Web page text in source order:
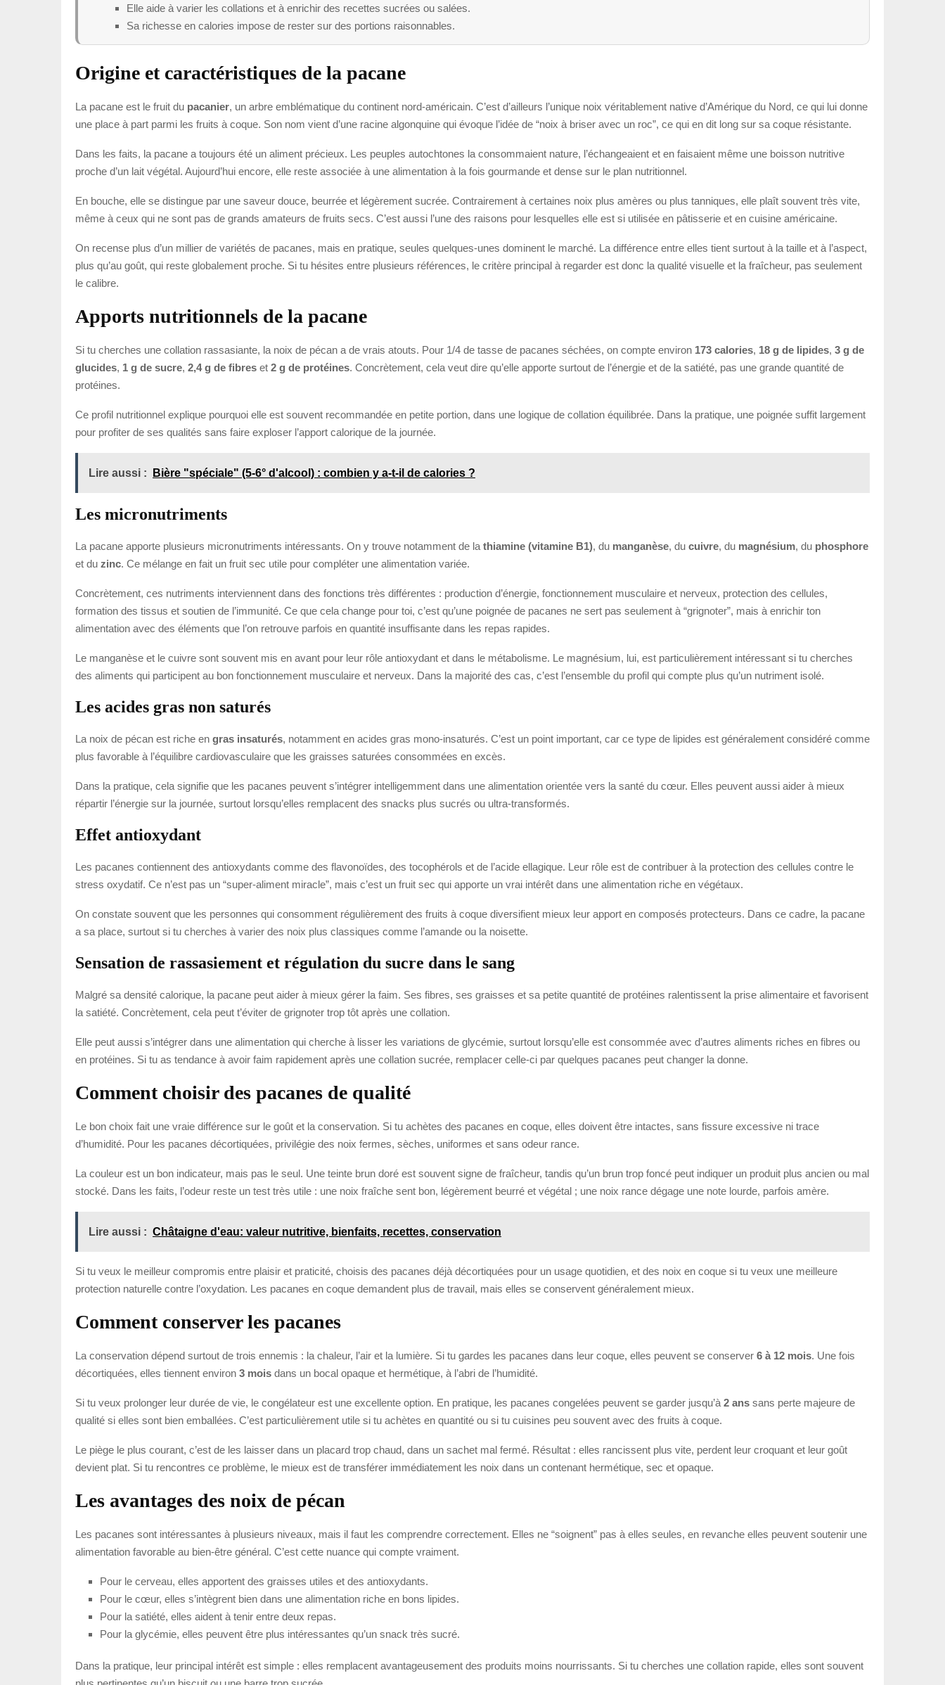
Elle aide à varier les collations et à enrichir des recettes sucrées ou salées.
Sa richesse en calories impose de rester sur des portions raisonnables.
Origine et caractéristiques de la pacane
La pacane est le fruit du pacanier, un arbre emblématique du continent nord-américain. C’est d’ailleurs l’unique noix véritablement native d’Amérique du Nord, ce qui lui donne
une place à part parmi les fruits à coque. Son nom vient d’une racine algonquine qui évoque l’idée de “noix à briser avec un roc”, ce qui en dit long sur sa coque résistante.
Dans les faits, la pacane a toujours été un aliment précieux. Les peuples autochtones la consommaient nature, l’échangeaient et en faisaient même une boisson nutritive
proche d’un lait végétal. Aujourd’hui encore, elle reste associée à une alimentation à la fois gourmande et dense sur le plan nutritionnel.
En bouche, elle se distingue par une saveur douce, beurrée et légèrement sucrée. Contrairement à certaines noix plus amères ou plus tanniques, elle plaît souvent très vite,
même à ceux qui ne sont pas de grands amateurs de fruits secs. C’est aussi l’une des raisons pour lesquelles elle est si utilisée en pâtisserie et en cuisine américaine.
On recense plus d’un millier de variétés de pacanes, mais en pratique, seules quelques-unes dominent le marché. La différence entre elles tient surtout à la taille et à l’aspect,
plus qu’au goût, qui reste globalement proche. Si tu hésites entre plusieurs références, le critère principal à regarder est donc la qualité visuelle et la fraîcheur, pas seulement
le calibre.
Apports nutritionnels de la pacane
Si tu cherches une collation rassasiante, la noix de pécan a de vrais atouts. Pour 1/4 de tasse de pacanes séchées, on compte environ 173 calories, 18 g de lipides, 3 g de
glucides, 1 g de sucre, 2,4 g de fibres et 2 g de protéines. Concrètement, cela veut dire qu’elle apporte surtout de l’énergie et de la satiété, pas une grande quantité de
protéines.
Ce profil nutritionnel explique pourquoi elle est souvent recommandée en petite portion, dans une logique de collation équilibrée. Dans la pratique, une poignée suffit largement
pour profiter de ses qualités sans faire exploser l’apport calorique de la journée.
Lire aussi : Bière "spéciale" (5-6° d'alcool) : combien y a-t-il de calories ?
Les micronutriments
La pacane apporte plusieurs micronutriments intéressants. On y trouve notamment de la thiamine (vitamine B1), du manganèse, du cuivre, du magnésium, du phosphore
et du zinc. Ce mélange en fait un fruit sec utile pour compléter une alimentation variée.
Concrètement, ces nutriments interviennent dans des fonctions très différentes : production d’énergie, fonctionnement musculaire et nerveux, protection des cellules,
formation des tissus et soutien de l’immunité. Ce que cela change pour toi, c’est qu’une poignée de pacanes ne sert pas seulement à “grignoter”, mais à enrichir ton
alimentation avec des éléments que l’on retrouve parfois en quantité insuffisante dans les repas rapides.
Le manganèse et le cuivre sont souvent mis en avant pour leur rôle antioxydant et dans le métabolisme. Le magnésium, lui, est particulièrement intéressant si tu cherches
des aliments qui participent au bon fonctionnement musculaire et nerveux. Dans la majorité des cas, c’est l’ensemble du profil qui compte plus qu’un nutriment isolé.
Les acides gras non saturés
La noix de pécan est riche en gras insaturés, notamment en acides gras mono-insaturés. C’est un point important, car ce type de lipides est généralement considéré comme
plus favorable à l’équilibre cardiovasculaire que les graisses saturées consommées en excès.
Dans la pratique, cela signifie que les pacanes peuvent s’intégrer intelligemment dans une alimentation orientée vers la santé du cœur. Elles peuvent aussi aider à mieux
répartir l’énergie sur la journée, surtout lorsqu’elles remplacent des snacks plus sucrés ou ultra-transformés.
Effet antioxydant
Les pacanes contiennent des antioxydants comme des flavonoïdes, des tocophérols et de l’acide ellagique. Leur rôle est de contribuer à la protection des cellules contre le
stress oxydatif. Ce n’est pas un “super-aliment miracle”, mais c’est un fruit sec qui apporte un vrai intérêt dans une alimentation riche en végétaux.
On constate souvent que les personnes qui consomment régulièrement des fruits à coque diversifient mieux leur apport en composés protecteurs. Dans ce cadre, la pacane
a sa place, surtout si tu cherches à varier des noix plus classiques comme l’amande ou la noisette.
Sensation de rassasiement et régulation du sucre dans le sang
Malgré sa densité calorique, la pacane peut aider à mieux gérer la faim. Ses fibres, ses graisses et sa petite quantité de protéines ralentissent la prise alimentaire et favorisent
la satiété. Concrètement, cela peut t’éviter de grignoter trop tôt après une collation.
Elle peut aussi s’intégrer dans une alimentation qui cherche à lisser les variations de glycémie, surtout lorsqu’elle est consommée avec d’autres aliments riches en fibres ou
en protéines. Si tu as tendance à avoir faim rapidement après une collation sucrée, remplacer celle-ci par quelques pacanes peut changer la donne.
Comment choisir des pacanes de qualité
Le bon choix fait une vraie différence sur le goût et la conservation. Si tu achètes des pacanes en coque, elles doivent être intactes, sans fissure excessive ni trace
d’humidité. Pour les pacanes décortiquées, privilégie des noix fermes, sèches, uniformes et sans odeur rance.
La couleur est un bon indicateur, mais pas le seul. Une teinte brun doré est souvent signe de fraîcheur, tandis qu’un brun trop foncé peut indiquer un produit plus ancien ou mal
stocké. Dans les faits, l’odeur reste un test très utile : une noix fraîche sent bon, légèrement beurré et végétal ; une noix rance dégage une note lourde, parfois amère.
Lire aussi : Châtaigne d'eau: valeur nutritive, bienfaits, recettes, conservation
Si tu veux le meilleur compromis entre plaisir et praticité, choisis des pacanes déjà décortiquées pour un usage quotidien, et des noix en coque si tu veux une meilleure
protection naturelle contre l’oxydation. Les pacanes en coque demandent plus de travail, mais elles se conservent généralement mieux.
Comment conserver les pacanes
La conservation dépend surtout de trois ennemis : la chaleur, l’air et la lumière. Si tu gardes les pacanes dans leur coque, elles peuvent se conserver 6 à 12 mois. Une fois
décortiquées, elles tiennent environ 3 mois dans un bocal opaque et hermétique, à l’abri de l’humidité.
Si tu veux prolonger leur durée de vie, le congélateur est une excellente option. En pratique, les pacanes congelées peuvent se garder jusqu’à 2 ans sans perte majeure de
qualité si elles sont bien emballées. C’est particulièrement utile si tu achètes en quantité ou si tu cuisines peu souvent avec des fruits à coque.
Le piège le plus courant, c’est de les laisser dans un placard trop chaud, dans un sachet mal fermé. Résultat : elles rancissent plus vite, perdent leur croquant et leur goût
devient plat. Si tu rencontres ce problème, le mieux est de transférer immédiatement les noix dans un contenant hermétique, sec et opaque.
Les avantages des noix de pécan
Les pacanes sont intéressantes à plusieurs niveaux, mais il faut les comprendre correctement. Elles ne “soignent” pas à elles seules, en revanche elles peuvent soutenir une
alimentation favorable au bien-être général. C’est cette nuance qui compte vraiment.
Pour le cerveau, elles apportent des graisses utiles et des antioxydants.
Pour le cœur, elles s’intègrent bien dans une alimentation riche en bons lipides.
Pour la satiété, elles aident à tenir entre deux repas.
Pour la glycémie, elles peuvent être plus intéressantes qu’un snack très sucré.
Dans la pratique, leur principal intérêt est simple : elles remplacent avantageusement des produits moins nourrissants. Si tu cherches une collation rapide, elles sont souvent